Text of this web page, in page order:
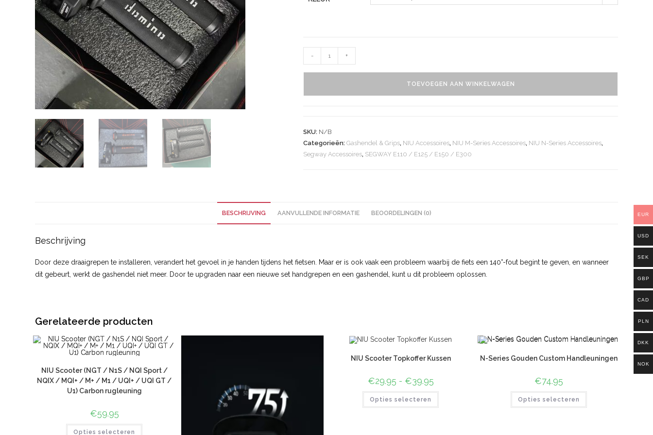
- +
TOEVOEGEN AAN WINKELWAGEN
SKU: N/B
Categorieën: Gashendel & Grips, NIU Accessoires, NIU M-Series Accessoires, NIU N-Series Accessoires,
Segway Accessoires, SEGWAY E110 / E125 / E150 / E300
BESCHRIJVING AANVULLENDE INFORMATIE BEOORDELINGEN (0)
Beschrijving
Door deze draaigrepen te installeren, verandert het gevoel in je handen tijdens het fietsen. Maar er is ook vaak een probleem waarbij de fiets een 140°-fout begint te geven, en wanneer
dit gebeurt, werkt de gashendel niet meer. Door te upgraden naar een nieuwe set handgrepen en een gashendel, kunt u dit probleem oplossen.
Gerelateerde producten
NIU Scooter (NGT / N1S / NQI Sport /
NQIX / MQI+ / M+ / M1 / UQI+ / UQI GT /
U1) Carbon rugleuning
€59.95
Opties selecteren
NIU Scooter Topkoffer Kussen
€29.95 - €39.95
Opties selecteren
N-Series Gouden Custom Handleuningen
€74.95
Opties selecteren
EUR
USD
SEK
GBP
CAD
PLN
DKK
NOK